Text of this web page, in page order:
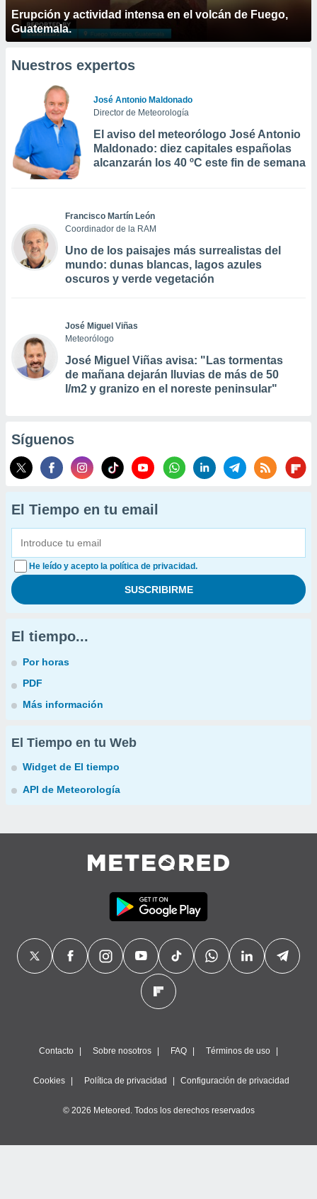
Erupción y actividad intensa en el volcán de Fuego,
Guatemala.
Nuestros expertos
José Antonio Maldonado
Director de Meteorología
El aviso del meteorólogo José Antonio
Maldonado: diez capitales españolas
alcanzarán los 40 ºC este fin de semana
Francisco Martín León
Coordinador de la RAM
Uno de los paisajes más surrealistas del
mundo: dunas blancas, lagos azules
oscuros y verde vegetación
José Miguel Viñas
Meteorólogo
José Miguel Viñas avisa: "Las tormentas
de mañana dejarán lluvias de más de 50
l/m2 y granizo en el noreste peninsular"
Síguenos
El Tiempo en tu email
He leído y acepto la política de privacidad.
El tiempo...
Por horas
PDF
Más información
El Tiempo en tu Web
Widget de El tiempo
API de Meteorología
Contacto Sobre nosotros FAQ Términos de uso
Cookies Política de privacidad Configuración de privacidad
© 2026 Meteored. Todos los derechos reservados